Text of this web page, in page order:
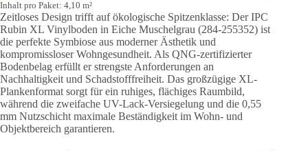
Inhalt pro Paket: 4,10 m²
Zeitloses Design trifft auf ökologische Spitzenklasse: Der IPC
Rubin XL Vinylboden in Eiche Muschelgrau (284-255352) ist
die perfekte Symbiose aus moderner Ästhetik und
kompromissloser Wohngesundheit. Als QNG-zertifizierter
Bodenbelag erfüllt er strengste Anforderungen an
Nachhaltigkeit und Schadstofffreiheit. Das großzügige XL-
Plankenformat sorgt für ein ruhiges, flächiges Raumbild,
während die zweifache UV-Lack-Versiegelung und die 0,55
mm Nutzschicht maximale Beständigkeit im Wohn- und
Objektbereich garantieren.